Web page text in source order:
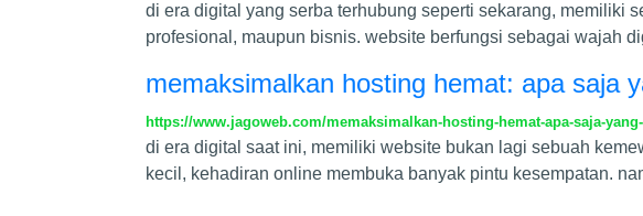
di era digital yang serba terhubung seperti sekarang, memiliki
profesional, maupun bisnis. website berfungsi sebagai wajah
memaksimalkan hosting hemat: apa saja
https://www.jagoweb.com/memaksimalkan-hosting-hemat-apa-saja-
di era digital saat ini, memiliki website bukan lagi sebuah
kecil, kehadiran online membuka banyak pintu kesempatan.